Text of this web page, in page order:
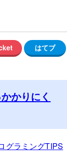
かりにく
グラミングTIPS